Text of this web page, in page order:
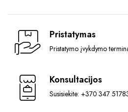
Pristatymas
Pristatymo įvykdymo
Konsultacijos
Susisiekite: +370 347